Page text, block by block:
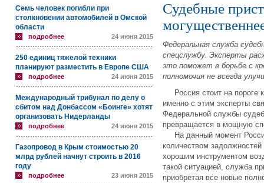
Семь человек погибли при
столкновении автомобилей в Омской
области
подробнее 24 июня 2015
250 единиц тяжелой техники
планируют разместить в Европе США
подробнее 24 июня 2015
Международный трибунал по делу о
сбитом над Донбассом «Боинге» хотят
организовать Нидерланды
подробнее 24 июня 2015
Газопровод в Крым стоимостью 20
млрд рублей начнут строить в 2016
году
подробнее 23 июня 2015
Судебные
Федеральная служба
спецслужбу. Эксперты
это поможет в борьбе с
полномочия не всегда
Россия стоит на пороге
именно с этим эксперты
Федеральной службы
превращается в мощную
На данный момент
количеством
хорошим инструментом
такой ситуацией, служба
приобретая все новые